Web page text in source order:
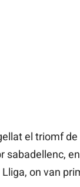
el triomf de
sabadellenc,
on van